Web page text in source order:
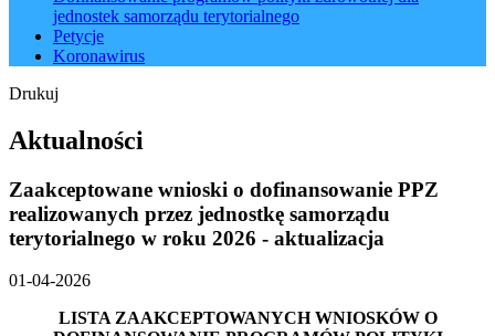
jednostek samorządu terytorialnego
Petycje
Koronawirus
Drukuj
Aktualności
Zaakceptowane wnioski o dofinansowanie PPZ
realizowanych przez jednostkę samorządu
terytorialnego w roku 2026 - aktualizacja
01-04-2026
LISTA ZAAKCEPTOWANYCH WNIOSKÓW O